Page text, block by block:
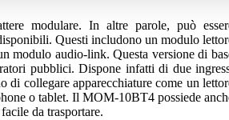
modulare. In altre parole, può
Questi includono un modulo
modulo audio-link. Questa versione di
pubblici. Dispone infatti di due
collegare apparecchiature come un
o tablet. Il MOM-10BT4 possiede
da trasportare.